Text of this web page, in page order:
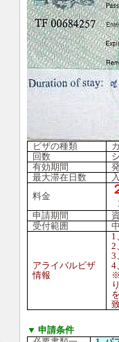
ビザの種類
回数
有効期間
最大滞在日数
料金
申請期間
受付範囲
アライバルビザ
情報
1
2
3
4
▼ 申請条件